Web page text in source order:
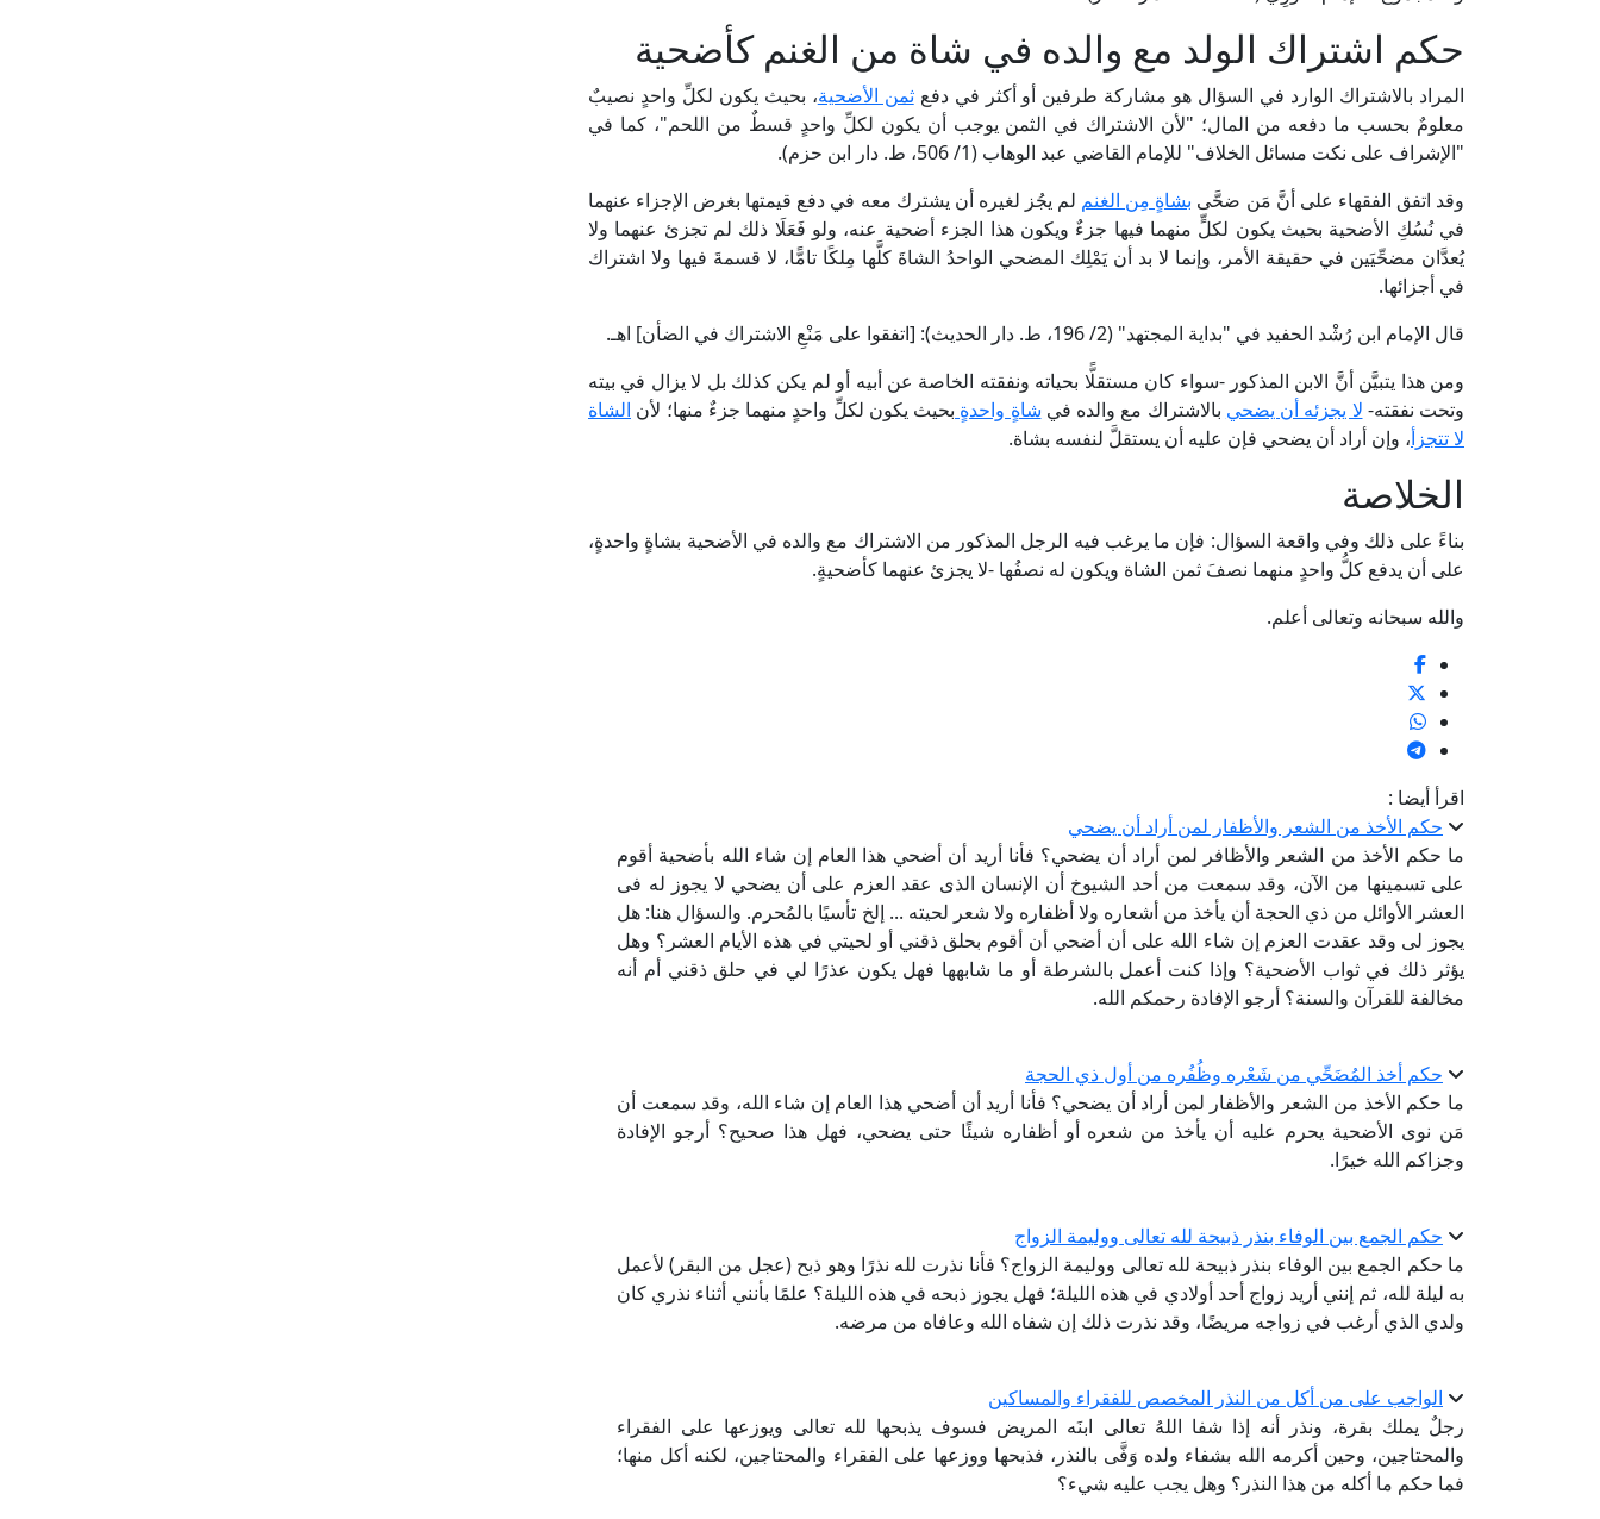
حكم اشتراك الولد مع والده في شاة من الغنم كأضحية
المراد بالاشتراك الوارد في السؤال هو مشاركة طرفين أو أكثر في دفعثمن الأضحية، بحيث يكون لكلِّ واحدٍ نصيبٌ
معلومٌ بحسب ما دفعه من المال؛ "لأن الاشتراك في الثمن يوجب أن يكون لكلِّ واحدٍ قسطٌ من اللحم"، كما في
"الإشراف على نكت مسائل الخلاف" للإمام القاضي عبد الوهاب (1/ 506، ط. دار ابن حزم).
وقد اتفق الفقهاء على أنَّ مَن ضحَّى بشاةٍ مِن الغنم لم يجُز لغيره أن يشترك معه في دفع قيمتها بغرض الإجزاء عنهما
في نُسُكِ الأضحية بحيث يكون لكلٍّ منهما فيها جزءٌ ويكون هذا الجزء أضحية عنه، ولو فَعَلَا ذلك لم تجزئ عنهما ولا
يُعدَّان مضحِّيَين في حقيقة الأمر، وإنما لا بد أن يَمْلِك المضحي الواحدُ الشاةَ كلَّها مِلكًا تامًّا، لا قسمةَ فيها ولا اشتراك
في أجزائها.
قال الإمام ابن رُشْد الحفيد في "بداية المجتهد" (2/ 196، ط. دار الحديث): [اتفقوا على مَنْعِ الاشتراك في الضأن] اهـ.
ومن هذا يتبيَّن أنَّ الابن المذكور -سواء كان مستقلًّا بحياته ونفقته الخاصة عن أبيه أو لم يكن كذلك بل لا يزال في بيته
وتحت نفقته- لا يجزئه أن يضحي بالاشتراك مع والده في شاةٍ واحدةٍ بحيث يكون لكلِّ واحدٍ منهما جزءٌ منها؛ لأن الشاة
لا تتجزأ، وإن أراد أن يضحي فإن عليه أن يستقلَّ لنفسه بشاة.
الخلاصة
بناءً على ذلك وفي واقعة السؤال: فإن ما يرغب فيه الرجل المذكور من الاشتراك مع والده في الأضحية بشاةٍ واحدةٍ،
على أن يدفع كلُّ واحدٍ منهما نصفَ ثمن الشاة ويكون له نصفُها -لا يجزئ عنهما كأضحيةٍ.
والله سبحانه وتعالى أعلم.
اقرأ أيضا :
حكم الأخذ من الشعر والأظفار لمن أراد أن يضحي
ما حكم الأخذ من الشعر والأظافر لمن أراد أن يضحي؟ فأنا أريد أن أضحي هذا العام إن شاء الله بأضحية أقوم
على تسمينها من الآن، وقد سمعت من أحد الشيوخ أن الإنسان الذى عقد العزم على أن يضحي لا يجوز له فى
العشر الأوائل من ذي الحجة أن يأخذ من أشعاره ولا أظفاره ولا شعر لحيته ... إلخ تأسيًا بالمُحرم. والسؤال هنا: هل
يجوز لى وقد عقدت العزم إن شاء الله على أن أضحي أن أقوم بحلق ذقني أو لحيتي في هذه الأيام العشر؟ وهل
يؤثر ذلك في ثواب الأضحية؟ وإذا كنت أعمل بالشرطة أو ما شابهها فهل يكون عذرًا لي في حلق ذقني أم أنه
مخالفة للقرآن والسنة؟ أرجو الإفادة رحمكم الله.
حكم أخذ المُضَحِّي من شَعْره وظُفُره من أول ذي الحجة
ما حكم الأخذ من الشعر والأظفار لمن أراد أن يضحي؟ فأنا أريد أن أضحي هذا العام إن شاء الله، وقد سمعت أن
مَن نوى الأضحية يحرم عليه أن يأخذ من شعره أو أظفاره شيئًا حتى يضحي، فهل هذا صحيح؟ أرجو الإفادة
وجزاكم الله خيرًا.
حكم الجمع بين الوفاء بنذر ذبيحة لله تعالى ووليمة الزواج
ما حكم الجمع بين الوفاء بنذر ذبيحة لله تعالى ووليمة الزواج؟ فأنا نذرت لله نذرًا وهو ذبح (عجل من البقر) لأعمل
به ليلة لله، ثم إنني أريد زواج أحد أولادي في هذه ‏الليلة؛ فهل يجوز ذبحه في هذه الليلة؟ علمًا بأنني أثناء ‏نذري كان
ولدي الذي أرغب في زواجه مريضًا، وقد نذرت ‏ذلك إن شفاه الله وعافاه من مرضه.‏
الواجب على من أكل من النذر المخصص للفقراء والمساكين
رجلٌ يملك بقرة، ونذر أنه إذا شفا اللهُ تعالى ابنَه المريض فسوف يذبحها لله تعالى ويوزعها على الفقراء
والمحتاجين، وحين أكرمه الله بشفاء ولده وَفَّى بالنذر، فذبحها ووزعها على الفقراء والمحتاجين، لكنه أكل منها؛
فما حكم ما أكله من هذا النذر؟ وهل يجب عليه شيء؟